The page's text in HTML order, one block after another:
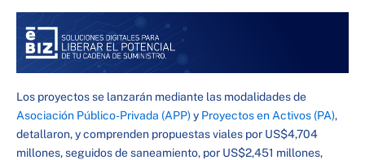
Los proyectos se lanzarán mediante las modalidades de
Asociación Público-Privada (APP)y Proyectos en Activos (PA),
detallaron, y comprenden propuestas viales por US$4,704
millones, seguidos de saneamiento, por US$2,451 millones,